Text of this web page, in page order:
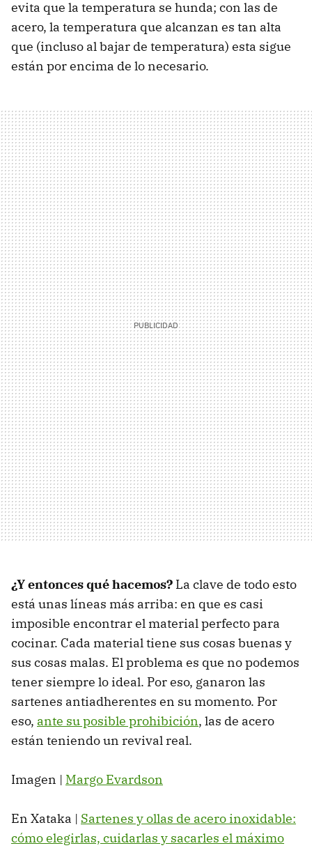
evita que la temperatura se hunda; con las de
acero, la temperatura que alcanzan es tan alta
que (incluso al bajar de temperatura) esta sigue
están por encima de lo necesario.
¿Y entonces qué hacemos? La clave de todo esto
está unas líneas más arriba: en que es casi
imposible encontrar el material perfecto para
cocinar. Cada material tiene sus cosas buenas y
sus cosas malas. El problema es que no podemos
tener siempre lo ideal. Por eso, ganaron las
sartenes antiadherentes en su momento. Por
eso, ante su posible prohibición, las de acero
están teniendo un revival real.
Imagen | Margo Evardson
En Xataka | Sartenes y ollas de acero inoxidable:
cómo elegirlas, cuidarlas y sacarles el máximo